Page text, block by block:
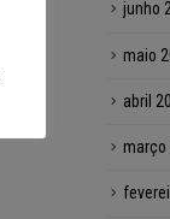
junho
maio
abril
março